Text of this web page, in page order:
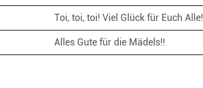
Toi, toi, toi! Viel Glück für Euch Alle!
Alles Gute für die Mädels!!